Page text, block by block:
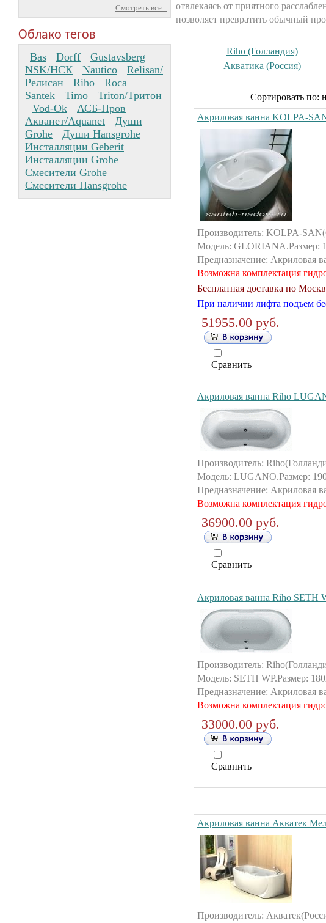
Смотреть все...
Облако тегов
Bas Dorff
Gustavsberg
NSK/НСК
Nautico
Relisan/
Релисан
Riho
Roca
Santek
Timo
Triton/Тритон
Vod-Ok
АСБ-Пров
Акванет/Aquanet
Души
Grohe
Души Hansgrohe
Инсталляции Geberit
Инсталляции Grohe
Смесители Grohe
Смесители Hansgrohe
отвлекаясь от приятного
позволяет превратить обычный
Riho (Голландия)
Акватика (Россия)
Сортировать по:
Акриловая ванна KOLPA-
Производитель: KOLPA-
Модель: GLORIANA.Размер:
Предназначение: Акриловая
Возможна комплектация
Бесплатная доставка по
При наличии лифта подъем
51955.00 руб.
Сравнить
Акриловая ванна Riho
Производитель:
Модель: LUGANO.Размер:
Предназначение: Акриловая
Возможна комплектация
36900.00 руб.
Сравнить
Акриловая ванна Riho SETH
Производитель:
Модель: SETH WP.Размер:
Предназначение: Акриловая
Возможна комплектация
33000.00 руб.
Сравнить
Акриловая ванна Акватек
Производитель: